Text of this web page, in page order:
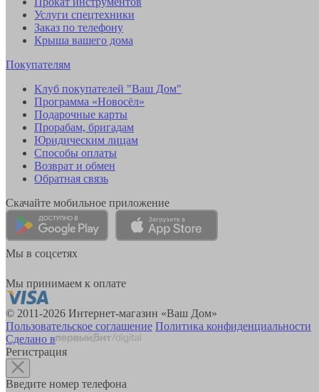
Услуги спецтехники
Заказ по телефону
Крыша вашего дома
Покупателям
Клуб покупателей "Ваш Дом"
Программа «Новосёл»
Подарочные карты
Прорабам, бригадам
Юридическим лицам
Способы оплаты
Возврат и обмен
Обратная связь
Скачайте мобильное приложение
Мы в соцсетях
Мы принимаем к оплате
© 2011-2026 Интернет-магазин «Ваш Дом»
Пользовательское соглашение Политика конфиденциальности
Сделано в
Регистрация
Введите номер телефона